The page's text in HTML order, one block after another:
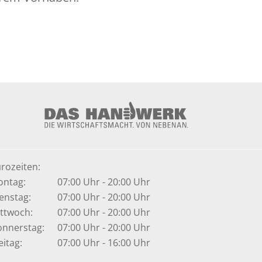
07:00 Uhr - 20:00 Uhr
07:00 Uhr - 20:00 Uhr
07:00 Uhr - 20:00 Uhr
07:00 Uhr - 20:00 Uhr
07:00 Uhr - 16:00 Uhr